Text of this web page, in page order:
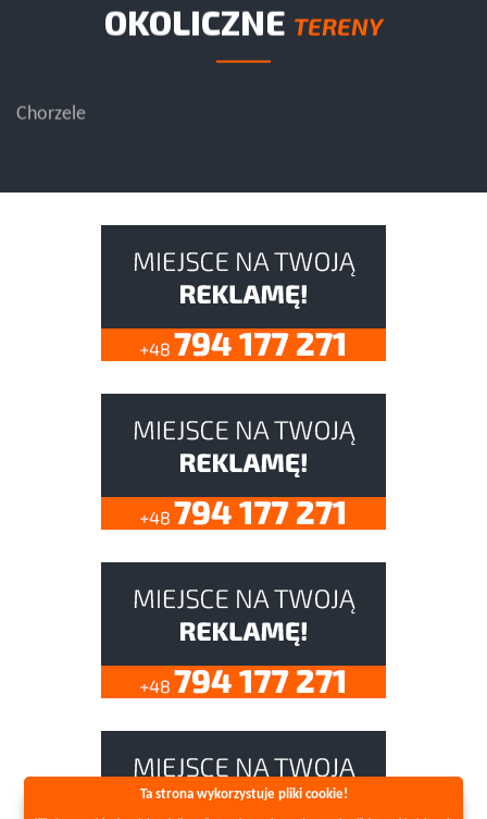
OKOLICZNE TERENY
Chorzele
Ta strona wykorzystuje pliki cookie!